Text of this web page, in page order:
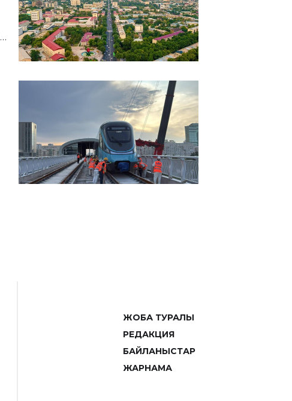
ЖОБА ТУРАЛЫ
РЕДАКЦИЯ
БАЙЛАНЫСТАР
ЖАРНАМА